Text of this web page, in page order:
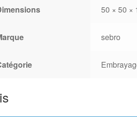
50 × 50 ×
sebro